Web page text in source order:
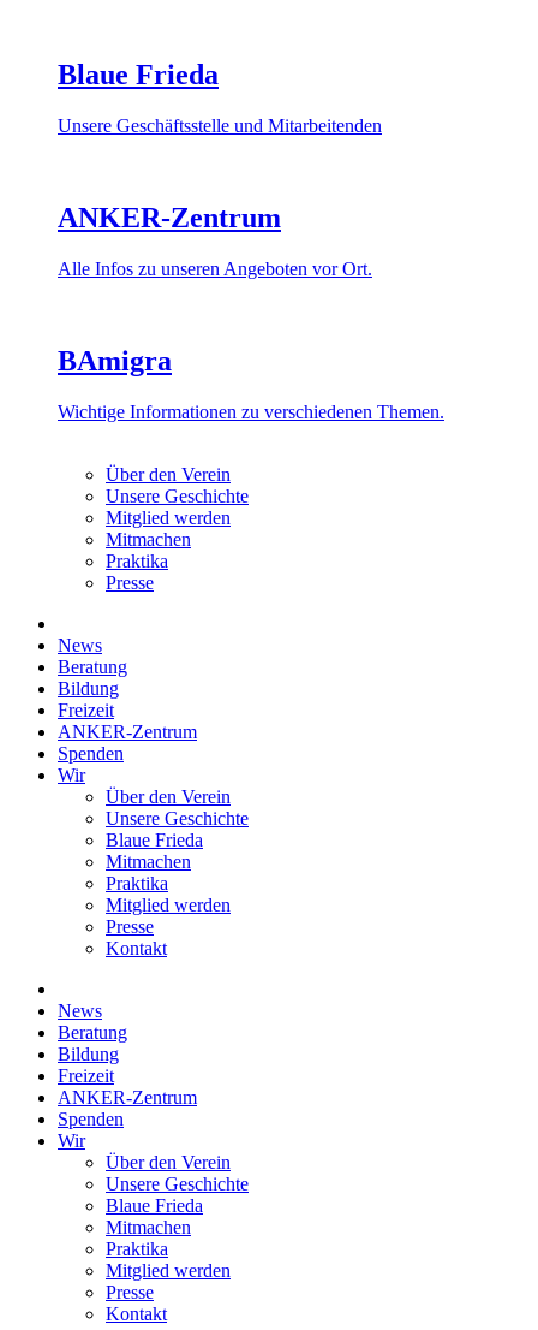
Blaue Frieda
Unsere Geschäftsstelle und Mitarbeitenden
ANKER-Zentrum
Alle Infos zu unseren Angeboten vor Ort.
BAmigra
Wichtige Informationen zu verschiedenen Themen.
Über den Verein
Unsere Geschichte
Mitglied werden
Mitmachen
Praktika
Presse
News
Beratung
Bildung
Freizeit
ANKER-Zentrum
Spenden
Wir
Über den Verein
Unsere Geschichte
Blaue Frieda
Mitmachen
Praktika
Mitglied werden
Presse
Kontakt
News
Beratung
Bildung
Freizeit
ANKER-Zentrum
Spenden
Wir
Über den Verein
Unsere Geschichte
Blaue Frieda
Mitmachen
Praktika
Mitglied werden
Presse
Kontakt